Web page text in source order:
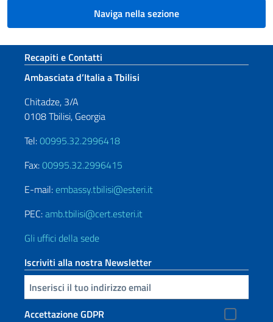
Naviga nella sezione
Sezione footer
Recapiti e Contatti
Ambasciata d’Italia a Tbilisi
Chitadze, 3/A
0108 Tbilisi, Georgia
Tel:00995.32.2996418
Fax:00995.32.2996415
E-mail: embassy.tbilisi@esteri.it
PEC:amb.tbilisi@cert.esteri.it
Gli uffici della sede
Iscriviti alla nostra Newsletter
Inserisci la tua email
Accettazione GDPR